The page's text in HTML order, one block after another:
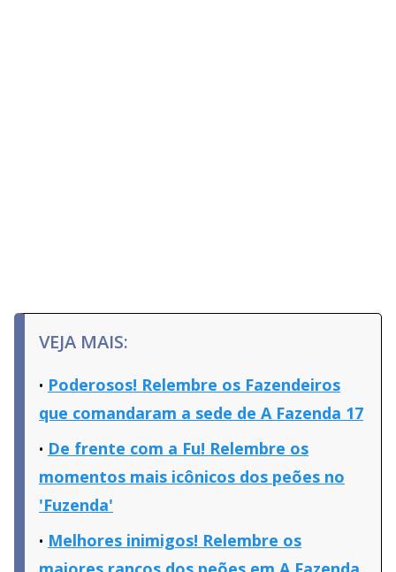
VEJA MAIS:
Poderosos! Relembre os Fazendeiros
que comandaram a sede de A Fazenda 17
De frente com a Fu! Relembre os
momentos mais icônicos dos peões no
'Fuzenda'
Melhores inimigos! Relembre os